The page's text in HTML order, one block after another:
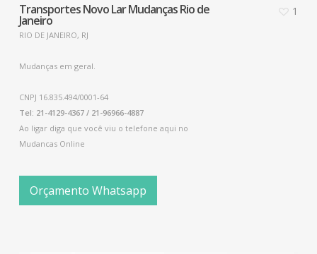
Transportes Novo Lar Mudanças Rio de
Janeiro
RIO DE JANEIRO, RJ
Mudanças em geral.
CNPJ 16.835.494/0001-64
Tel: 21-4129-4367 / 21-96966-4887
Ao ligar diga que você viu o telefone aqui no
Mudancas Online
Orçamento Whatsapp
1